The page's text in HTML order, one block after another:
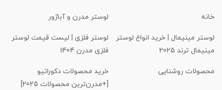
خانه لوستر مدرن و آباژور
لوستر مینیمال | خرید انواع لوستر
مینیمال ترند 2025
لوستر فلزی | لیست قیمت لوستر
فلزی مدرن 1404
محصولات روشنایی
خرید محصولات دکوراتیو
[+مدرن‌ترین محصولات 2025]